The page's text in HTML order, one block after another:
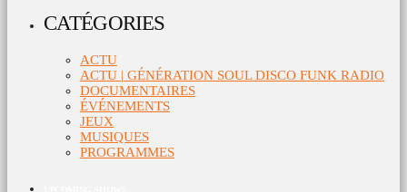
CATÉGORIES
ACTU
ACTU | GÉNÉRATION SOUL DISCO FUNK RADIO
DOCUMENTAIRES
ÉVÉNEMENTS
JEUX
MUSIQUES
PROGRAMMES